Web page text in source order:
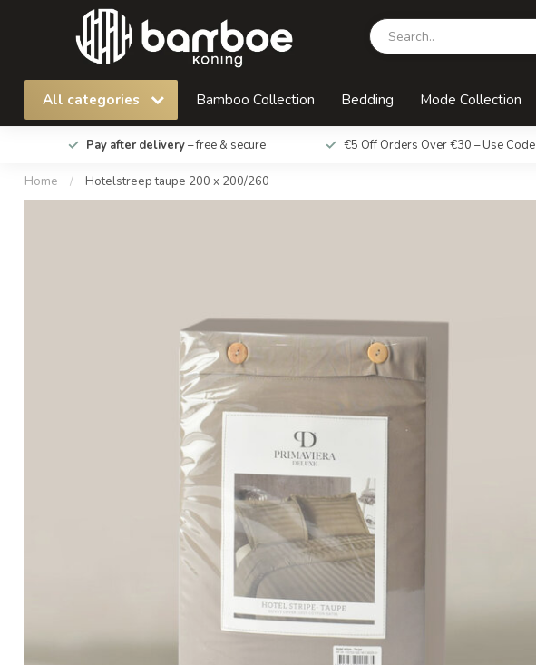
All categories Bamboo Collection Bedding Mode Collection
Pay after delivery– free & secure €5 Off Orders Over €30 – Use Code
Home / Hotelstreep taupe 200 x 200/260
Hotelstreep taupe 200 x 200/260